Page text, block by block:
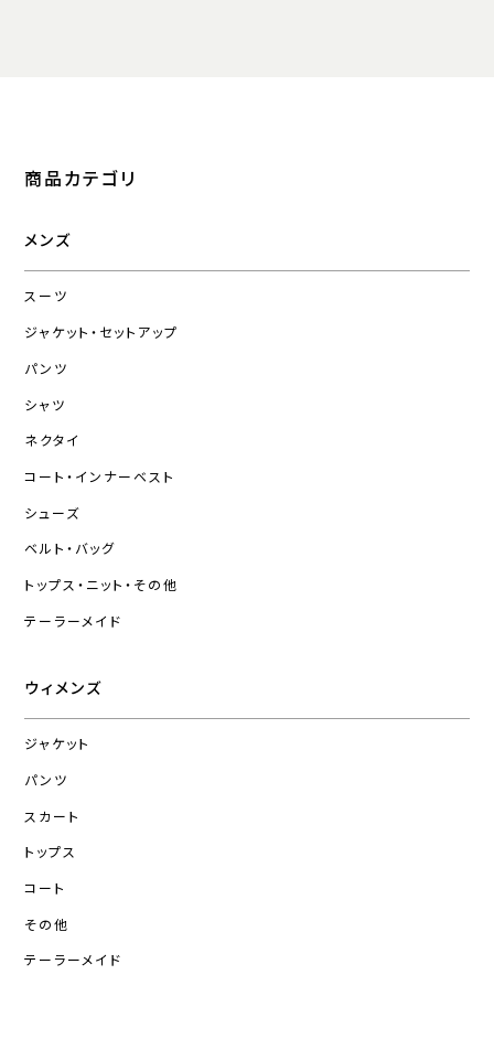
商品カテゴリ
メンズ
スーツ
ジャケット・セットアップ
パンツ
シャツ
ネクタイ
コート・インナーベスト
シューズ
ベルト・バッグ
トップス・ニット・その他
テーラーメイド
ウィメンズ
ジャケット
パンツ
スカート
トップス
コート
その他
テーラーメイド